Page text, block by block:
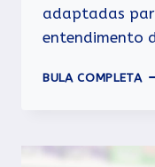
adaptadas
entendimento
BULA COMPLETA